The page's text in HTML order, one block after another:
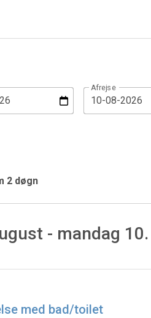
Afrejse
2 døgn
- mandag
med bad/toilet